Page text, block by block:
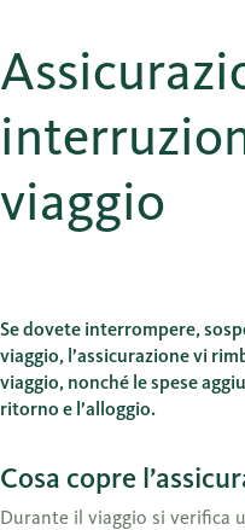
viaggio
Se dovete interrompere,
viaggio, l’assicurazione vi
viaggio, nonché le spese
ritorno e l’alloggio.
Cosa copre
Durante il viaggio si verifica